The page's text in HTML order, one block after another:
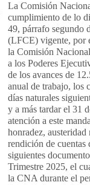
La Comisión
cumplimiento de lo
49, párrafo segundo
(LFCE) vigente, por
la Comisión
a los Poderes
de los avances de
anual de trabajo, los
días naturales
y a más tardar el 31
atención a este
honradez,
rendición de cuentas
siguientes
Trimestre 2025, el
la CNA durante el